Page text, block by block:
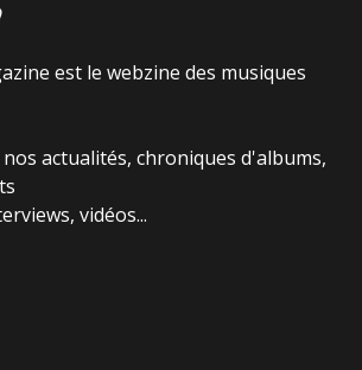
est le webzine des musiques
actualités, chroniques d'albums,
vidéos...